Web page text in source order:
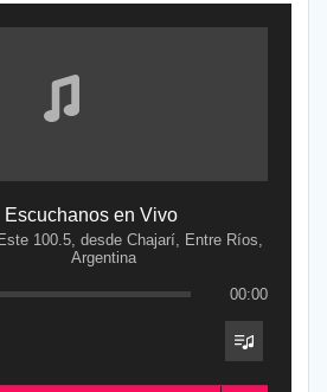
Escuchanos en Vivo
100.5, desde Chajarí, Entre Ríos,
Argentina
00:00